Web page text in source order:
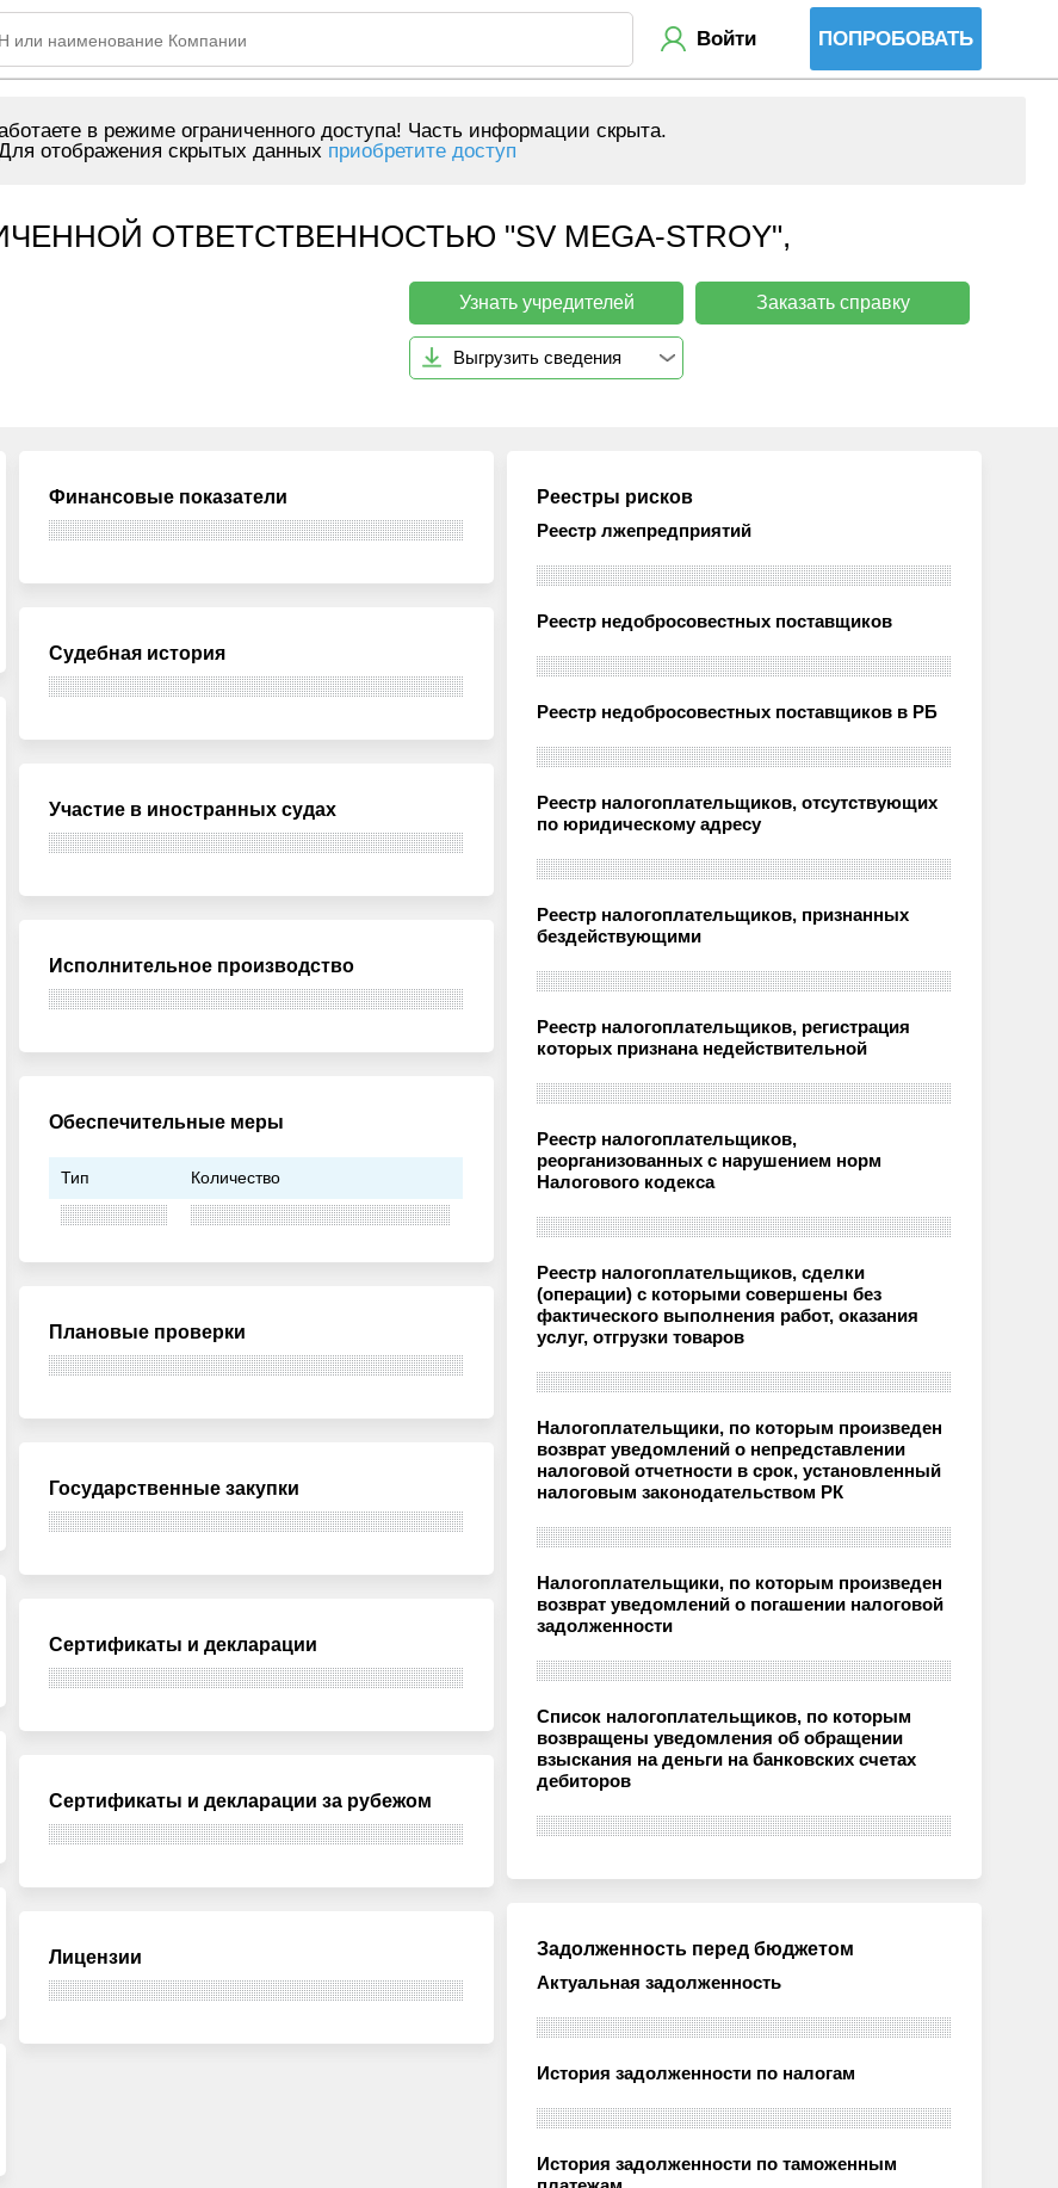
Войти ПОПРОБОВАТЬ
в режиме ограниченного доступа! Часть информации скрыта.
отображения скрытых данных приобретите доступ
ОТВЕТСТВЕННОСТЬЮ "SV MEGA-STROY",
Узнать учредителей Заказать справку
Выгрузить сведения
Финансовые показатели
Судебная история
Участие в иностранных судах
Исполнительное производство
Обеспечительные меры
Тип Количество
Плановые проверки
Государственные закупки
Сертификаты и декларации
Сертификаты и декларации за рубежом
Лицензии
Реестры рисков
Реестр лжепредприятий
Реестр недобросовестных поставщиков
Реестр недобросовестных поставщиков в РБ
Реестр налогоплательщиков, отсутствующих
по юридическому адресу
Реестр налогоплательщиков, признанных
бездействующими
Реестр налогоплательщиков, регистрация
которых признана недействительной
Реестр налогоплательщиков,
реорганизованных с нарушением норм
Налогового кодекса
Реестр налогоплательщиков, сделки
(операции) с которыми совершены без
фактического выполнения работ, оказания
услуг, отгрузки товаров
Налогоплательщики, по которым произведен
возврат уведомлений о непредставлении
налоговой отчетности в срок, установленный
налоговым законодательством РК
Налогоплательщики, по которым произведен
возврат уведомлений о погашении налоговой
задолженности
Список налогоплательщиков, по которым
возвращены уведомления об обращении
взыскания на деньги на банковских счетах
дебиторов
Задолженность перед бюджетом
Актуальная задолженность
История задолженности по налогам
История задолженности по таможенным